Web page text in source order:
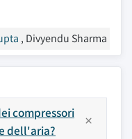
, Divyendu Sharma
compressori
dell'aria?